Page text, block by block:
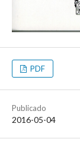
PDF
Publicado
2016-05-04